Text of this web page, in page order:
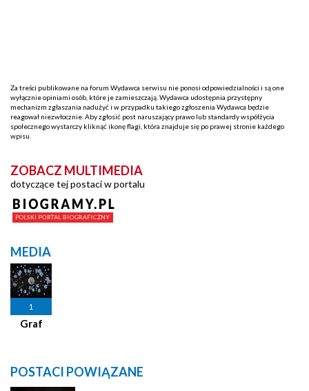
Za treści publikowane na forum Wydawca serwisu nie ponosi odpowiedzialności i są one
wyłącznie opiniami osób, które je zamieszczają. Wydawca udostępnia przystępny
mechanizm zgłaszania nadużyć i w przypadku takiego zgłoszenia Wydawca będzie
reagował niezwłocznie. Aby zgłosić post naruszający prawo lub standardy współżycia
społecznego wystarczy kliknąć ikonę flagi, która znajduje się po prawej stronie każdego
wpisu.
ZOBACZ MULTIMEDIA
dotyczące tej postaci w portalu
MEDIA
1
Graf
POSTACI POWIĄZANE